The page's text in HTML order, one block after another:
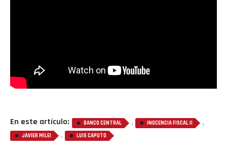
En este artículo: BANCO CENTRAL , INOCENCIA FISCAL II ,
JAVIER MILEI , LUIS CAPUTO